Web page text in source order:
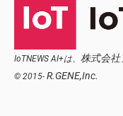
IoTNEWS AI+は、 株式会社
© 2015- R.GENE,Inc.